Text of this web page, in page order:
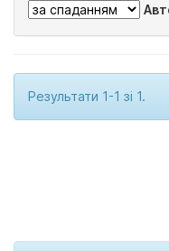
Результати 1-1 зі 1.